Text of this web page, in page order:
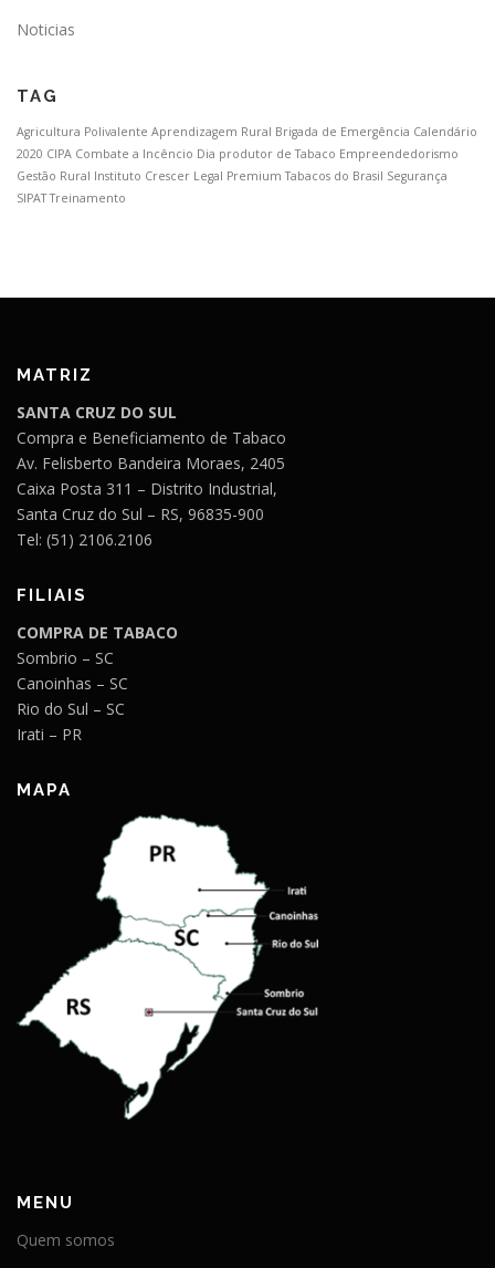
Noticias
TAG
Agricultura Polivalente Aprendizagem Rural Brigada de Emergência Calendário
2020 CIPA Combate a Incêncio Dia produtor de Tabaco Empreendedorismo
Gestão Rural Instituto Crescer Legal Premium Tabacos do Brasil Segurança
SIPAT Treinamento
MATRIZ
SANTA CRUZ DO SUL
Compra e Beneficiamento de Tabaco
Av. Felisberto Bandeira Moraes, 2405
Caixa Posta 311 – Distrito Industrial,
Santa Cruz do Sul – RS, 96835-900
Tel: (51) 2106.2106
FILIAIS
COMPRA DE TABACO
Sombrio – SC
Canoinhas – SC
Rio do Sul – SC
Irati – PR
MAPA
MENU
Quem somos